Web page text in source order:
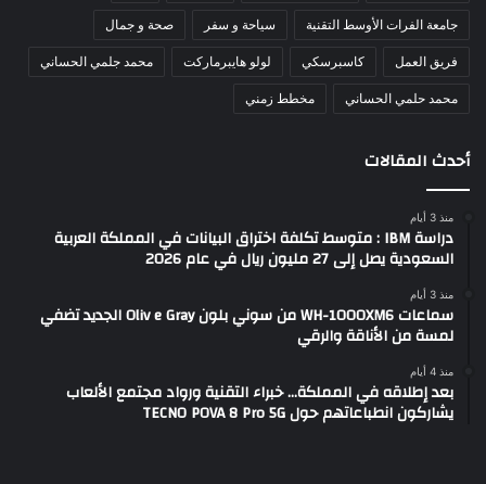
جامعة الفرات الأوسط التقنية سياحة و سفر صحة و جمال
فريق العمل كاسبرسكي لولو هايبرماركت محمد جلمي الحساني
محمد حلمي الحساني مخطط زمني
أحدث المقالات
منذ 3 أيام
دراسة IBM : متوسط تكلفة اختراق البيانات في المملكة العربية
السعودية يصل إلى 27 مليون ريال في عام 2026
منذ 3 أيام
سماعات WH-1000XM6 من سوني بلون Oliv e Gray الجديد تضفي
لمسة من الأناقة والرقي
منذ 4 أيام
بعد إطلاقه في المملكة… خبراء التقنية ورواد مجتمع الألعاب
يشاركون انطباعاتهم حول TECNO POVA 8 Pro 5G